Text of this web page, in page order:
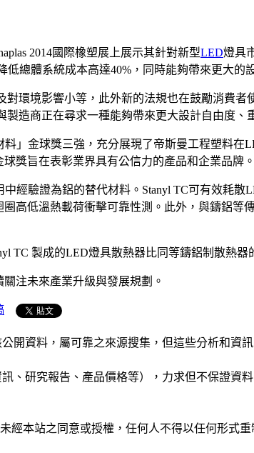
2014國際橡塑展上展示其針對新型LED燈具
總體系統成本高達40%，同時能夠帶來更大的
環境影響小等，此外新的法規也在鼓勵消費
造商正在尋求一種能夠帶來更大設計自由度、
」金球獎三強，充分展現了帝斯曼工程塑料
獎旨在表彰業界具有公信力的產品和企業品牌。
經驗證為鋁的替代材料。Stanyl TC可有效耗
高低溫熱載荷衝擊可靠性測。此外，與鑄鋁等
TC 製成的LED燈具散熱器比同等鑄鋁制散熱器
注未來產業升級與發展規劃。
開資料，屬可靠之來源搜集，但這些分析和
、研究報告、產品價格等），力求但不保證資
經本站之同意或授權，任何人不得以任何形